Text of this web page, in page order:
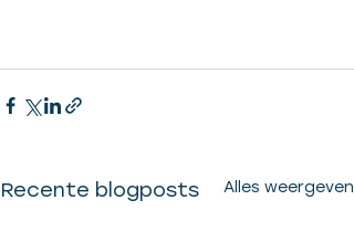
Recente blogposts Alles weergeven